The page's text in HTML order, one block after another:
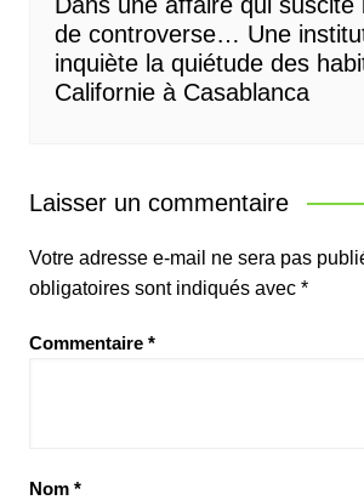
de controverse… Une
inquiète la quiétude des
Californie à Casablanca
Laisser un commentaire
Votre adresse e-mail ne sera pas
obligatoires sont indiqués avec *
Commentaire *
Nom *